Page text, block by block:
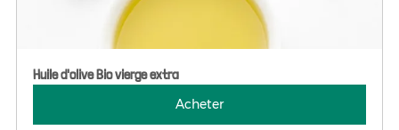
Huile d'olive Bio vierge extra
Acheter